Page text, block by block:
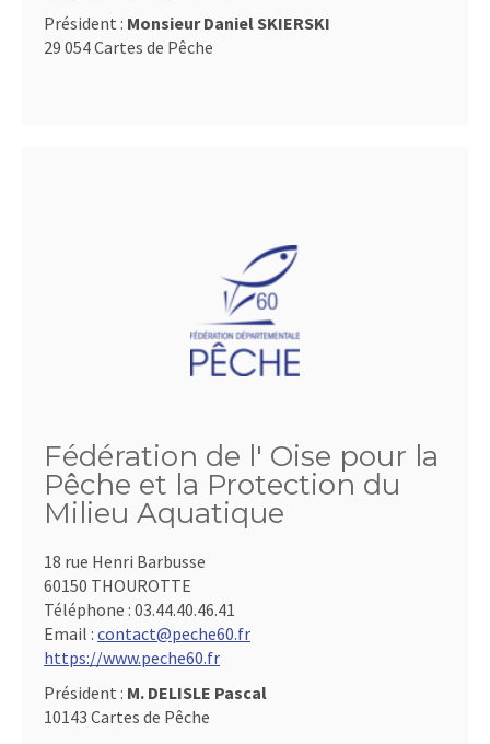
Président : Monsieur Daniel SKIERSKI
29 054 Cartes de Pêche
Fédération de l' Oise pour la
Pêche et la Protection du
Milieu Aquatique
18 rue Henri Barbusse
60150 THOUROTTE
Téléphone : 03.44.40.46.41
Email : contact@peche60.fr
https://www.peche60.fr
Président : M. DELISLE Pascal
10143 Cartes de Pêche